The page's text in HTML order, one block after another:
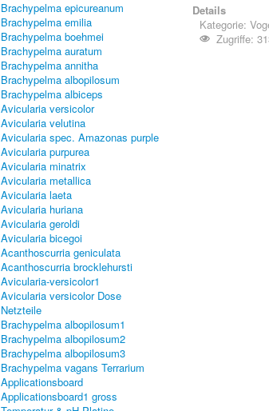
Brachypelma epicureanum
Brachypelma emilia
Brachypelma boehmei
Brachypelma auratum
Brachypelma annitha
Brachypelma albopilosum
Brachypelma albiceps
Avicularia versicolor
Avicularia velutina
Avicularia spec. Amazonas purple
Avicularia purpurea
Avicularia minatrix
Avicularia metallica
Avicularia laeta
Avicularia huriana
Avicularia geroldi
Avicularia bicegoi
Acanthoscurria geniculata
Acanthoscurria brocklehursti
Avicularia-versicolor1
Avicularia versicolor Dose
Netzteile
Brachypelma albopilosum1
Brachypelma albopilosum2
Brachypelma albopilosum3
Brachypelma vagans Terrarium
Applicationsboard
Applicationsboard1 gross
Details
Kategorie:
Zugriffe: